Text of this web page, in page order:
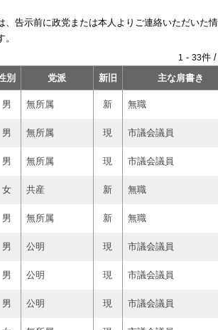
、告示前に政党または本人よりご連絡いただいた
1 - 33件 /
別 党派 新旧 主な肩書き
男 無所属 新 無職
男 無所属 現 市議会議員
男 無所属 現 市議会議員
女 共産 新 無職
男 無所属 新 無職
男 公明 現 市議会議員
男 公明 現 市議会議員
男 公明 現 市議会議員